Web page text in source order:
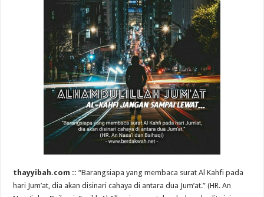
thayyibah.com ::“Barangsiapa yang membaca surat Al Kahfi pada
hari Jum’at, dia akan disinari cahaya di antara dua Jum’at.” (HR. An